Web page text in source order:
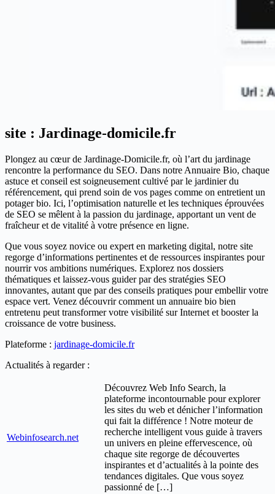
site : Jardinage-domicile.fr
Plongez au cœur de Jardinage-Domicile.fr, où l’art du jardinage
rencontre la performance du SEO. Dans notre Annuaire Bio, chaque
astuce et conseil est soigneusement cultivé par le jardinier du
référencement, qui prend soin de vos pages comme on entretient un
potager bio. Ici, l’optimisation naturelle et les techniques éprouvées
de SEO se mêlent à la passion du jardinage, apportant un vent de
fraîcheur et de vitalité à votre présence en ligne.
Que vous soyez novice ou expert en marketing digital, notre site
regorge d’informations pertinentes et de ressources inspirantes pour
nourrir vos ambitions numériques. Explorez nos dossiers
thématiques et laissez-vous guider par des stratégies SEO
innovantes, autant que par des conseils pratiques pour embellir votre
espace vert. Venez découvrir comment un annuaire bio bien
entretenu peut transformer votre visibilité sur Internet et booster la
croissance de votre business.
Plateforme : jardinage-domicile.fr
Actualités à regarder :
Webinfosearch.net
Découvrez Web Info Search, la
plateforme incontournable pour explorer
les sites du web et dénicher l’information
qui fait la différence ! Notre moteur de
recherche intelligent vous guide à travers
un univers en pleine effervescence, où
chaque site regorge de découvertes
inspirantes et d’actualités à la pointe des
tendances digitales. Que vous soyez
passionné de […]